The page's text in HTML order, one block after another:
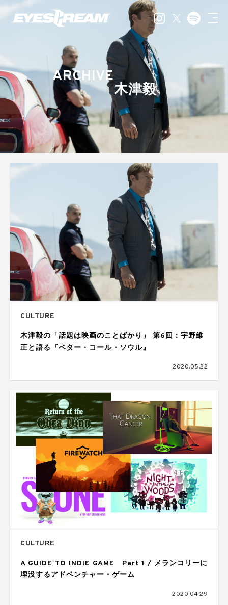
ARCHIVE
木津毅
CULTURE
木津毅の「話題は映画のことばかり」 第6回：宇野維
正と語る『ベター・コール・ソウル』
2020.05.22
CULTURE
A GUIDE TO INDIE GAME Part 1 / メランコリーに
埋没するアドベンチャー・ゲーム
2020.04.29